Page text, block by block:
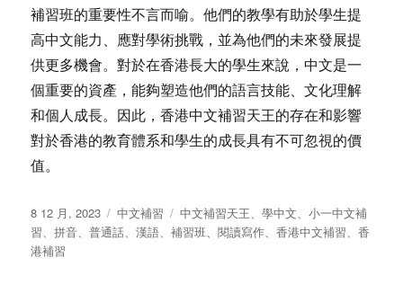
補習班的重要性不言而喻。他們的教學有助於學生提
高中文能力、應對學術挑戰，並為他們的未來發展提
供更多機會。對於在香港長大的學生來說，中文是一
個重要的資產，能夠塑造他們的語言技能、文化理解
和個人成長。因此，香港中文補習天王的存在和影響
對於香港的教育體系和學生的成長具有不可忽視的價
值。
发
布
于
8 12 月, 2023
分
类
中文補習
标
签
中文補習天王、學中文、小一中文補
習、拼音、普通話、漢語、補習班、閱讀寫作、香港中文補習、香
港補習